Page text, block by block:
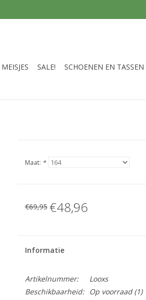
MEISJES SALE! SCHOENEN EN TASSEN
Maat: *
€69,95 €48,96
Informatie
Artikelnummer:
Looxs
Beschikbaarheid:
Op voorraad(1)